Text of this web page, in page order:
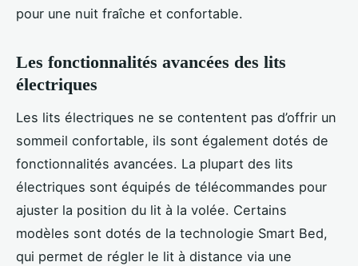
pour une nuit fraîche et confortable.
Les fonctionnalités avancées des lits
électriques
Les lits électriques ne se contentent pas d’offrir un
sommeil confortable, ils sont également dotés de
fonctionnalités avancées. La plupart des lits
électriques sont équipés de télécommandes pour
ajuster la position du lit à la volée. Certains
modèles sont dotés de la technologie Smart Bed,
qui permet de régler le lit à distance via une